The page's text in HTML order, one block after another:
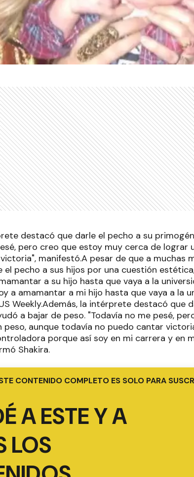
destacó que darle el pecho a su
pero creo que estoy muy cerca de lograr
manifestó.A pesar de que a muchas
el pecho a sus hijos por una cuestión
a su hijo hasta que vaya a la
a amamantar a mi hijo hasta que vaya a la
Weekly.Además, la intérprete destacó que
a bajar de peso. "Todavía no me pesé,
peso, aunque todavía no puedo cantar
porque así soy en mi carrera y en
Shakira.
CONTENIDO COMPLETO ES SOLO PARA
A ESTE Y A
LOS